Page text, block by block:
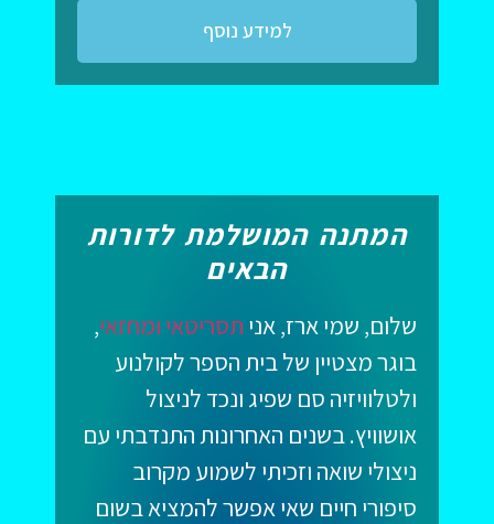
למידע נוסף
המתנה המושלמת לדורות
הבאים
שלום, שמי ארז, אני תסריטאי ומחזאי,
בוגר מצטיין של בית הספר לקולנוע
ולטלוויזיה סם שפיג ונכד לניצול
אושוויץ. בשנים האחרונות התנדבתי עם
ניצולי שואה וזכיתי לשמוע מקרוב
סיפורי חיים שאי אפשר להמציא בשום